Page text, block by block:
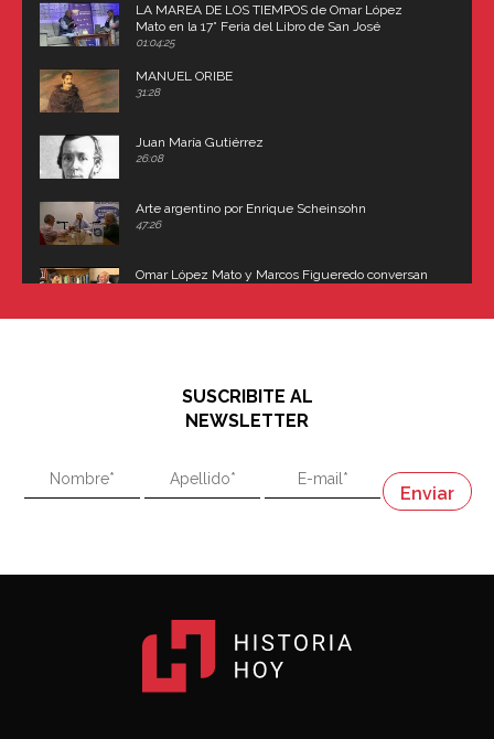
LA MAREA DE LOS TIEMPOS de Omar López
Mato en la 17° Feria del Libro de San José
(Uruguay)
01:04:25
MANUEL ORIBE
31:28
Juan María Gutiérrez
26:08
Arte argentino por Enrique Scheinsohn
47:26
Omar López Mato y Marcos Figueredo conversan
"En política, la estupidez no es una desventaja"
"En política, la estupidez no es una desventaja"
Napoleón
SUSCRIBITE AL
NEWSLETTER